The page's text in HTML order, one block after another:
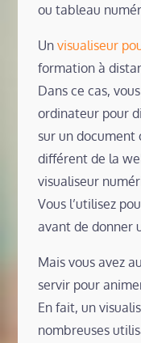
ou tableau
Unvisualiseur
formation à
Dans ce cas,
ordinateur pour
sur un document
différent de la
visualiseur
Vous l’utilisez
avant de donner
Mais vous avez
servir pour
En fait, un
nombreuses